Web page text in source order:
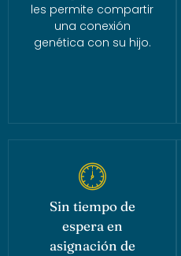
les permite compartir
una conexión
genética con su hijo.
Sin tiempo de
espera en
asignación de